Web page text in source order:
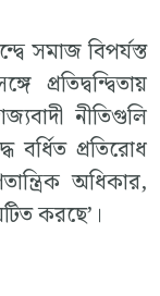
সমাজ বিপর্যস্ত
নীতিগুলি
বর্ধিত প্রতিরোধ
অধিকার,
করছে’।